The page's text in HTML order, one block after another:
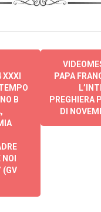
B
(GV
PAPA
PREGHIERA
DI